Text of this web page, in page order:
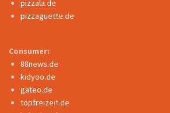
pizzala.de
pizzaguette.de
Consumer:
88news.de
kidyoo.de
gateo.de
topfreizeit.de